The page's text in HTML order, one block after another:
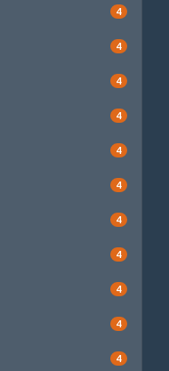
4
4
4
4
4
4
4
4
4
4
4